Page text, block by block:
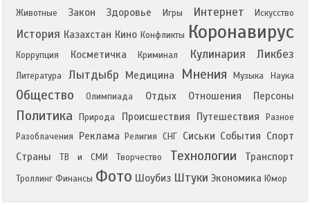
Животные
Закон Здоровье Игры Интернет Искусство
История Казахстан Кино Конфликты Коронавирус
Коррупция Косметичка Криминал Кулинария Ликбез
Литература Лытдыбр Медицина Мнения Музыка Наука
Общество Олимпиада Отдых Отношения Персоны
Политика Природа Происшествия Путешествия
Разное
Разоблачения
Реклама Религия СНГ Сиськи События Спорт
Страны
ТВ и СМИ Творчество Технологии Транспорт
Троллинг Финансы Фото Шоубиз Штуки Экономика Юмор